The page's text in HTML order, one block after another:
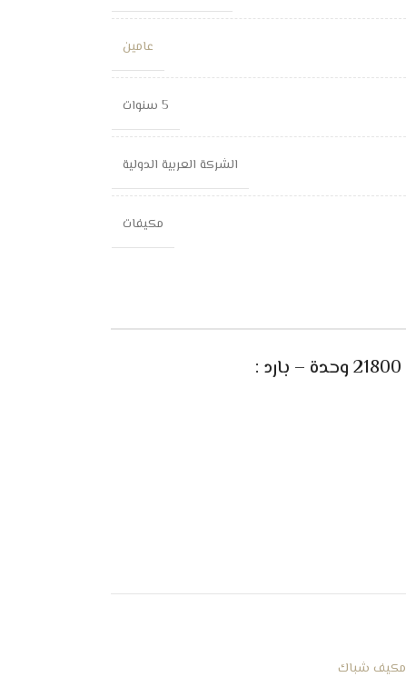
عامين
5 سنوات
الشركة العربية الدولية
مكيفات
:
مكيف شباك